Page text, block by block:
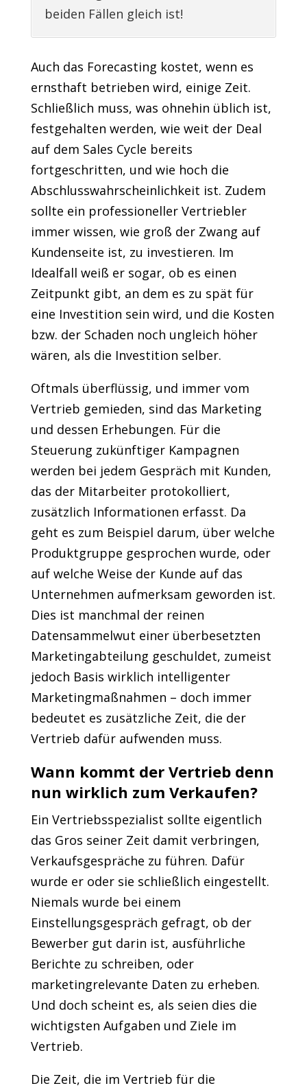
beiden Fällen gleich ist!
Auch das Forecasting kostet, wenn es
ernsthaft betrieben wird, einige Zeit.
Schließlich muss, was ohnehin üblich ist,
festgehalten werden, wie weit der Deal
auf dem Sales Cycle bereits
fortgeschritten, und wie hoch die
Abschlusswahrscheinlichkeit ist. Zudem
sollte ein professioneller Vertriebler
immer wissen, wie groß der Zwang auf
Kundenseite ist, zu investieren. Im
Idealfall weiß er sogar, ob es einen
Zeitpunkt gibt, an dem es zu spät für
eine Investition sein wird, und die Kosten
bzw. der Schaden noch ungleich höher
wären, als die Investition selber.
Oftmals überflüssig, und immer vom
Vertrieb gemieden, sind das Marketing
und dessen Erhebungen. Für die
Steuerung zukünftiger Kampagnen
werden bei jedem Gespräch mit Kunden,
das der Mitarbeiter protokolliert,
zusätzlich Informationen erfasst. Da
geht es zum Beispiel darum, über welche
Produktgruppe gesprochen wurde, oder
auf welche Weise der Kunde auf das
Unternehmen aufmerksam geworden ist.
Dies ist manchmal der reinen
Datensammelwut einer überbesetzten
Marketingabteilung geschuldet, zumeist
jedoch Basis wirklich intelligenter
Marketingmaßnahmen – doch immer
bedeutet es zusätzliche Zeit, die der
Vertrieb dafür aufwenden muss.
Wann kommt der Vertrieb denn
nun wirklich zum Verkaufen?
Ein Vertriebsspezialist sollte eigentlich
das Gros seiner Zeit damit verbringen,
Verkaufsgespräche zu führen. Dafür
wurde er oder sie schließlich eingestellt.
Niemals wurde bei einem
Einstellungsgespräch gefragt, ob der
Bewerber gut darin ist, ausführliche
Berichte zu schreiben, oder
marketingrelevante Daten zu erheben.
Und doch scheint es, als seien dies die
wichtigsten Aufgaben und Ziele im
Vertrieb.
Die Zeit, die im Vertrieb für die